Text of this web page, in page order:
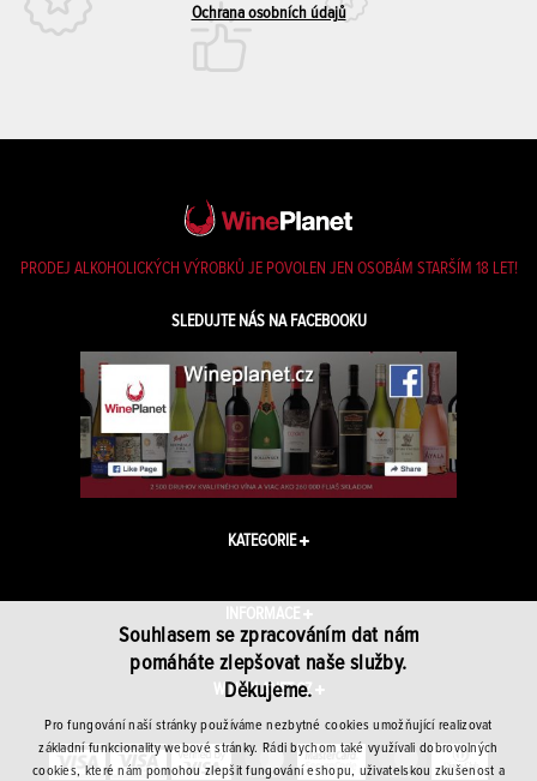
Ochrana osobních údajů
PRODEJ ALKOHOLICKÝCH VÝROBKŮ JE POVOLEN JEN OSOBÁM STARŠÍM 18 LET!
SLEDUJTE NÁS NA FACEBOOKU
KATEGORIE
INFORMACE
WINEPLANET.CZ
Souhlasem se zpracováním dat nám
pomáháte zlepšovat naše služby.
Děkujeme.
Pro fungování naší stránky používáme nezbytné cookies umožňující realizovat
základní funkcionality webové stránky. Rádi bychom také využívali dobrovolných
cookies, které nám pomohou zlepšit fungování eshopu, uživatelskou zkušenost a